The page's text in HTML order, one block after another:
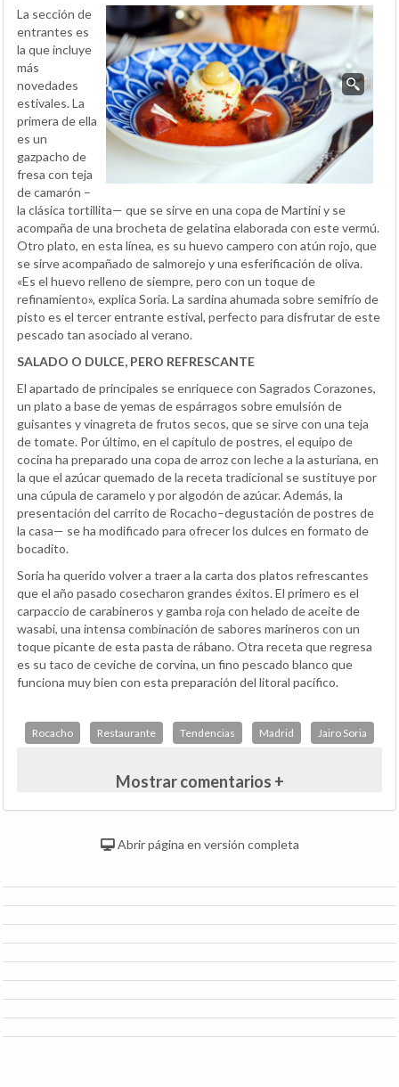
La sección de
entrantes es
la que incluye
más
novedades
estivales. La
primera de ella
es un
gazpacho de
fresa con teja
de camarón –
la clásica tortillita— que se sirve en una copa de Martini y se
acompaña de una brocheta de gelatina elaborada con este vermú.
Otro plato, en esta línea, es su huevo campero con atún rojo, que
se sirve acompañado de salmorejo y una esferificación de oliva.
«Es el huevo relleno de siempre, pero con un toque de
refinamiento», explica Soria. La sardina ahumada sobre semifrío de
pisto es el tercer entrante estival, perfecto para disfrutar de este
pescado tan asociado al verano.
SALADO O DULCE, PERO REFRESCANTE
El apartado de principales se enriquece con Sagrados Corazones,
un plato a base de yemas de espárragos sobre emulsión de
guisantes y vinagreta de frutos secos, que se sirve con una teja
de tomate. Por último, en el capítulo de postres, el equipo de
cocina ha preparado una copa de arroz con leche a la asturiana, en
la que el azúcar quemado de la receta tradicional se sustituye por
una cúpula de caramelo y por algodón de azúcar. Además, la
presentación del carrito de Rocacho–degustación de postres de
la casa— se ha modificado para ofrecer los dulces en formato de
bocadito.
Soria ha querido volver a traer a la carta dos platos refrescantes
que el año pasado cosecharon grandes éxitos. El primero es el
carpaccio de carabineros y gamba roja con helado de aceite de
wasabi, una intensa combinación de sabores marineros con un
toque picante de esta pasta de rábano. Otra receta que regresa
es su taco de ceviche de corvina, un fino pescado blanco que
funciona muy bien con esta preparación del litoral pacífico.
Rocacho Restaurante Tendencias Madrid Jairo Soria
Mostrar comentarios +
Abrir página en versión completa